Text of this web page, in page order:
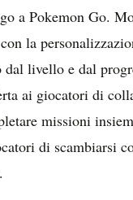
a Pokemon Go.
la
dal livello e dal
ai giocatori di
missioni
di scambiarsi